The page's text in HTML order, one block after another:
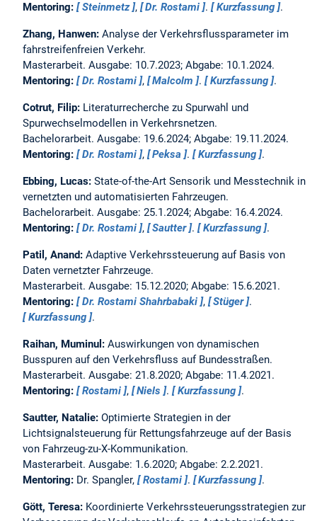
Mentoring:
Steinmetz , Dr. Rostami . Kurzfassung .
Zhang, Hanwen: Analyse der Verkehrsflussparameter im
fahrstreifenfreien Verkehr.
Masterarbeit. Ausgabe: 10.7.2023; Abgabe: 10.1.2024.
Mentoring:
Dr. Rostami , Malcolm . Kurzfassung .
Cotrut, Filip: Literaturrecherche zu Spurwahl und
Spurwechselmodellen in Verkehrsnetzen.
Bachelorarbeit. Ausgabe: 19.6.2024; Abgabe: 19.11.2024.
Mentoring:
Dr. Rostami , Peksa . Kurzfassung .
Ebbing, Lucas: State-of-the-Art Sensorik und Messtechnik in
vernetzten und automatisierten Fahrzeugen.
Bachelorarbeit. Ausgabe: 25.1.2024; Abgabe: 16.4.2024.
Mentoring:
Dr. Rostami , Sautter . Kurzfassung .
Patil, Anand: Adaptive Verkehrssteuerung auf Basis von
Daten vernetzter Fahrzeuge.
Masterarbeit. Ausgabe: 15.12.2020; Abgabe: 15.6.2021.
Mentoring:
Dr. Rostami Shahrbabaki , Stüger .
Kurzfassung .
Raihan, Muminul: Auswirkungen von dynamischen
Busspuren auf den Verkehrsfluss auf Bundesstraßen.
Masterarbeit. Ausgabe: 21.8.2020; Abgabe: 11.4.2021.
Mentoring:
Rostami , Niels . Kurzfassung .
Sautter, Natalie: Optimierte Strategien in der
Lichtsignalsteuerung für Rettungsfahrzeuge auf der Basis
von Fahrzeug-zu-X-Kommunikation.
Masterarbeit. Ausgabe: 1.6.2020; Abgabe: 2.2.2021.
Mentoring: Dr. Spangler, Rostami . Kurzfassung .
Gött, Teresa: Koordinierte Verkehrssteuerungsstrategien zur